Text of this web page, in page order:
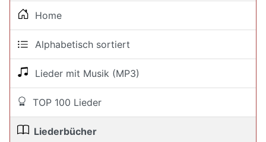
Home
Alphabetisch sortiert
Lieder mit Musik (MP3)
TOP 100 Lieder
Liederbücher